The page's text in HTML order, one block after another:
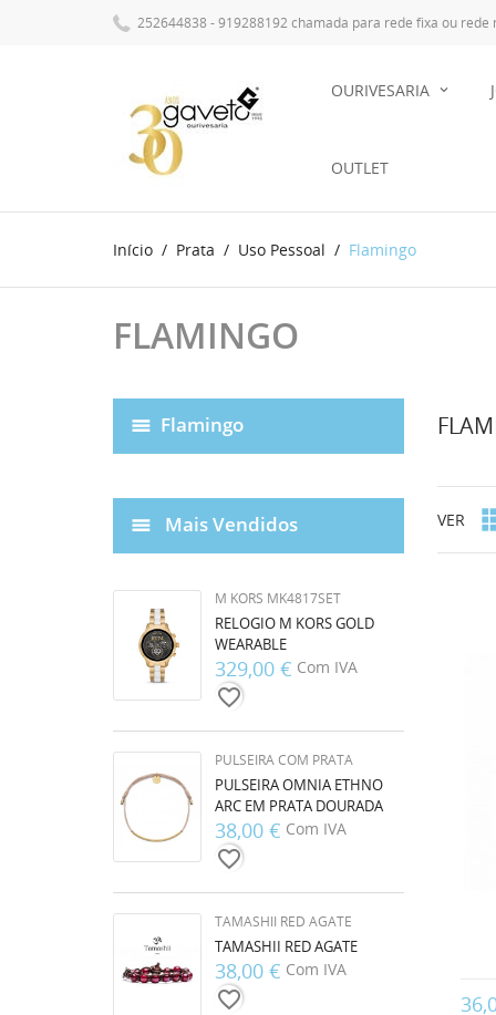
252644838 - 919288192 chamada para rede fixa ou rede
OURIVESARIA
OUTLET
Início Prata Uso Pessoal Flamingo
FLAMINGO
Flamingo
Mais Vendidos
M KORS MK4817SET
RELOGIO M KORS GOLD
WEARABLE
329,00 € Com IVA
favorite_border
PULSEIRA COM PRATA
PULSEIRA OMNIA ETHNO
ARC EM PRATA DOURADA
38,00 € Com IVA
favorite_border
TAMASHII RED AGATE
TAMASHII RED AGATE
38,00 € Com IVA
favorite_border
VER